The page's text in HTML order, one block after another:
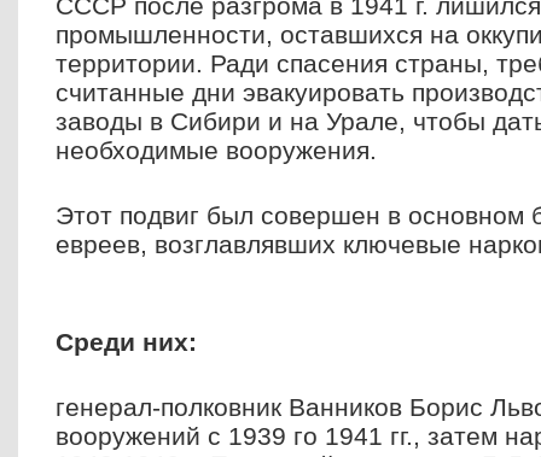
промышленности, оставшихся на
территории. Ради спасения страны,
считанные дни эвакуировать
заводы в Сибири и на Урале, чтобы
необходимые вооружения.
Этот подвиг был совершен в основном
евреев, возглавлявших ключевые
Среди них:
генерал-полковник Ванников Борис
вооружений с 1939 го 1941 гг., затем